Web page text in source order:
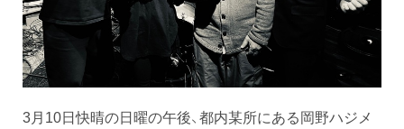
3月10日快晴の日曜の午後、都内某所にある岡野ハジメ